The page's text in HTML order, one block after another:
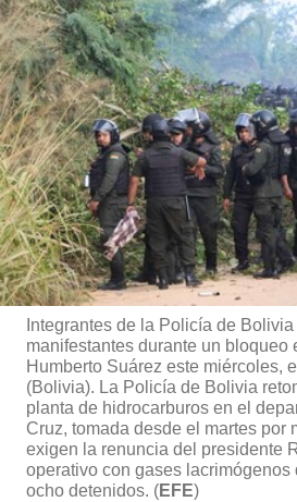
Integrantes de la Policía de
manifestantes durante un bloqueo
Humberto Suárez este miércoles,
(Bolivia). La Policía de Bolivia
planta de hidrocarburos en el
Cruz, tomada desde el martes por
exigen la renuncia del presidente
operativo con gases lacrimógenos
ocho detenidos. (EFE)